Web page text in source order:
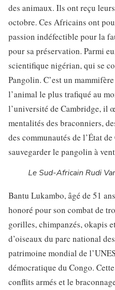
des animaux. Ils ont reçu
octobre. Ces Africains ont
passion indéfectible pour la
pour sa préservation. Parmi
scientifique nigérian, qui se
Pangolin. C’est un
l’animal le plus trafiqué au
l’université de Cambridge, il
mentalités des braconniers,
des communautés de l’État
sauvegarder le pangolin à
Le Sud-Africain Rudi
Bantu Lukambo, âgé de 51
honoré pour son combat de
gorilles, chimpanzés, okapis
d’oiseaux du parc national
patrimoine mondial de
démocratique du Congo.
conflits armés et le